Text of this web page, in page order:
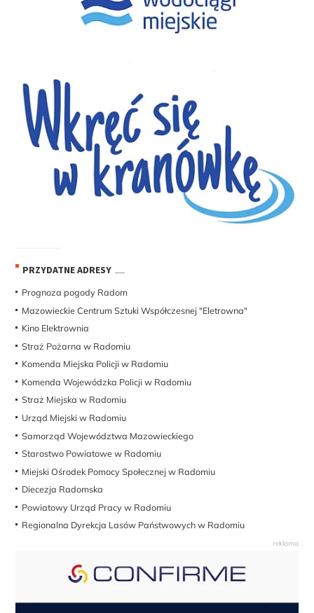
PRZYDATNE ADRESY
Prognoza pogody Radom
Mazowieckie Centrum Sztuki Współczesnej "Eletrowna"
Kino Elektrownia
Straż Pożarna w Radomiu
Komenda Miejska Policji w Radomiu
Komenda Wojewódzka Policji w Radomiu
Straż Miejska w Radomiu
Urząd Miejski w Radomiu
Samorząd Województwa Mazowieckiego
Starostwo Powiatowe w Radomiu
Miejski Ośrodek Pomocy Społecznej w Radomiu
Diecezja Radomska
Powiatowy Urząd Pracy w Radomiu
Regionalna Dyrekcja Lasów Państwowych w Radomiu